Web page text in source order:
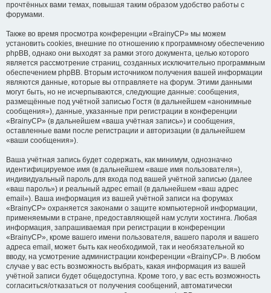
прочтённых вами темах, повышая таким образом удобство работы с
форумами.
Также во время просмотра конференции «BrainyCP» мы можем
установить cookies, внешние по отношению к программному обеспечению
phpBB, однако они выходят за рамки этого документа, целью которого
является рассмотрение страниц, созданных исключительно программным
обеспечением phpBB. Вторым источником получения вашей информации
являются данные, которые вы отправляете на форум. Этими данными
могут быть, но не исчерпываются, следующие данные: сообщения,
размещённые под учётной записью Гостя (в дальнейшем «анонимные
сообщения»), данные, указанные при регистрации в конференции
«BrainyCP» (в дальнейшем «ваша учётная запись») и сообщения,
оставленные вами после регистрации и авторизации (в дальнейшем
«ваши сообщения»).
Ваша учётная запись будет содержать, как минимум, однозначно
идентифицируемое имя (в дальнейшем «ваше имя пользователя»),
индивидуальный пароль для входа под вашей учётной записью (далее
«ваш пароль») и реальный адрес email (в дальнейшем «ваш адрес
email»). Ваша информация из вашей учётной записи на форумах
«BrainyCP» охраняется законами о защите компьютерной информации,
применяемыми в стране, предоставляющей нам услуги хостинга. Любая
информация, запрашиваемая при регистрации в конференции
«BrainyCP», кроме вашего имени пользователя, вашего пароля и вашего
адреса email, может быть как необходимой, так и необязательной ко
вводу, на усмотрение администрации конференции «BrainyCP». В любом
случае у вас есть возможность выбрать, какая информация из вашей
учётной записи будет общедоступна. Кроме того, у вас есть возможность
согласиться/отказаться от получения сообщений, автоматически